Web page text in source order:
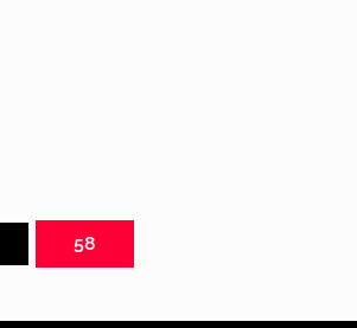
58